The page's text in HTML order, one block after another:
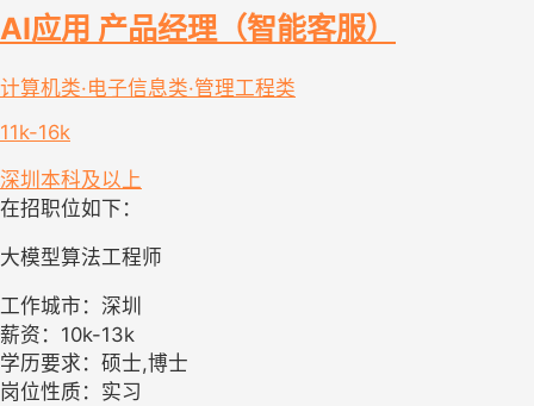
AI应用 产品经理（智能客服）
计算机类·电子信息类·管理工程类
11k-16k
深圳 本科及以上
在招职位如下：
大模型算法工程师
工作城市：深圳
薪资：10k-13k
学历要求：硕士,博士
岗位性质：实习